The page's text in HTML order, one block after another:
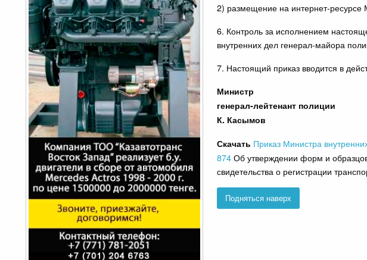
2) размещение на интернет-ресурсе
6. Контроль за исполнением
внутренних дел генерал-майора
7. Настоящий приказ вводится в
Министр
генерал-лейтенант полиции
К. Касымов
Скачать Приказ Министра
874Об утверждении форм и
свидетельства о регистрации
Подняться наверх